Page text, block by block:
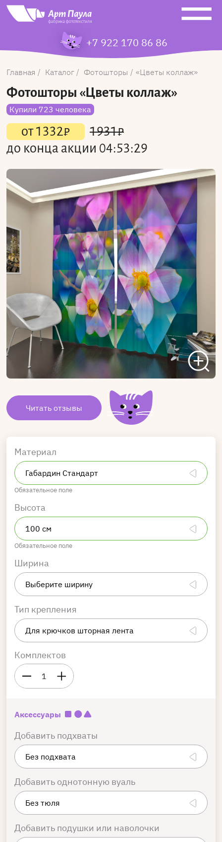
+7 922 170 86 86
Главная Каталог Фотошторы Цветы коллаж
Фотошторы «Цветы коллаж»
Купили 723 человека
от1332₽ 1931₽
до конца акции 04:53:29
Читать отзывы
Материал
Обязательное поле
Высота
Обязательное поле
Ширина
Тип крепления
Комплектов
1
Аксессуары
Добавить подхваты
Добавить однотонную вуаль
Добавить подушки или наволочки